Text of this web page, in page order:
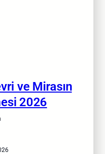
ve Mirasın
2026